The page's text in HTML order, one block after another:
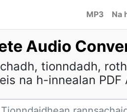
MP3 Na
Audio
tionndadh,
na h-innealan PDF